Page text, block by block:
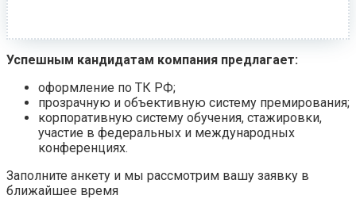
Успешным кандидатам компания предлагает:
оформление по ТК РФ;
прозрачную и объективную систему премирования;
корпоративную систему обучения, стажировки,
участие в федеральных и международных
конференциях.
Заполните анкету и мы рассмотрим вашу заявку в
ближайшее время